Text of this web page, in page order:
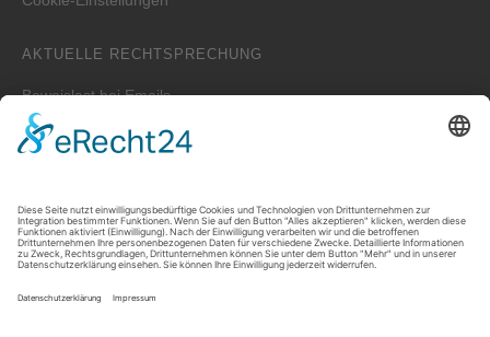
AKTUELLE RECHTSPRECHUNG
Beweislast bei Emails
Wer ist zuständig für die Erstellung der WEG-Jahresabrechnung
bei einem Verwalterwechsel zum Jahreswechsel?
Welche Auskünfte kann der Vermieter verlangen, wenn der
Mieter untervermieten will?